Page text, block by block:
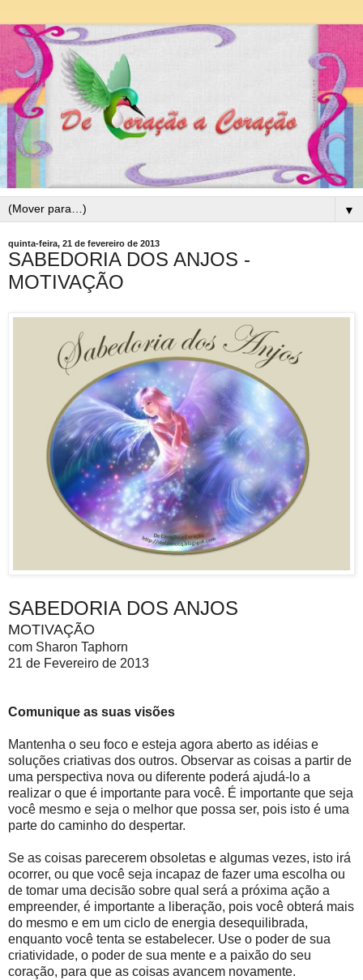
▼
quinta-feira, 21 de fevereiro de 2013
SABEDORIA DOS ANJOS -
MOTIVAÇÃO
SABEDORIA DOS ANJOS
MOTIVAÇÃO
com Sharon Taphorn
21 de Fevereiro de 2013
Comunique as suas visões
Mantenha o seu foco e esteja agora aberto as idéias e
soluções criativas dos outros. Observar as coisas a partir de
uma perspectiva nova ou diferente poderá ajudá-lo a
realizar o que é importante para você. É importante que seja
você mesmo e seja o melhor que possa ser, pois isto é uma
parte do caminho do despertar.
Se as coisas parecerem obsoletas e algumas vezes, isto irá
ocorrer, ou que você seja incapaz de fazer uma escolha ou
de tomar uma decisão sobre qual será a próxima ação a
empreender, é importante a liberação, pois você obterá mais
do mesmo e em um ciclo de energia desequilibrada,
enquanto você tenta se estabelecer. Use o poder de sua
criatividade, o poder de sua mente e a paixão do seu
coração, para que as coisas avancem novamente.